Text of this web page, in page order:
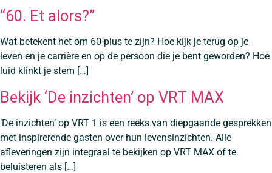
“60. Et alors?”
Wat betekent het om 60-plus te zijn? Hoe kijk je terug op je
leven en je carrière en op de persoon die je bent geworden? Hoe
luid klinkt je stem […]
Bekijk ‘De inzichten’ op VRT MAX
‘De inzichten’ op VRT 1 is een reeks van diepgaande gesprekken
met inspirerende gasten over hun levensinzichten. Alle
afleveringen zijn integraal te bekijken op VRT MAX of te
beluisteren als […]